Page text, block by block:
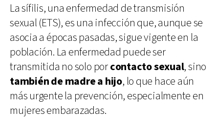
La sífilis, una enfermedad de transmisión
sexual (ETS), es una infección que, aunque se
asocia a épocas pasadas, sigue vigente en la
población. La enfermedad puede ser
transmitida no solo porcontacto sexual, sino
también de madre a hijo, lo que hace aún
más urgente la prevención, especialmente en
mujeres embarazadas.